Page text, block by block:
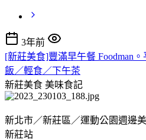
3年前
[新莊美食]豐滿早午餐 Foodman
飯／輕食／下午茶
新莊美食 美味食記
新北市／新莊區／運動公園週邊
新莊站